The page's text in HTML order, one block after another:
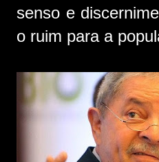
senso e
o ruim para a